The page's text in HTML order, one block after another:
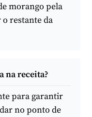
morango pela
restante da
na receita?
para garantir
no ponto de